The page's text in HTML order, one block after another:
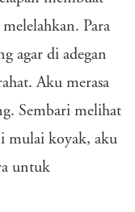
Para
agar di adegan
Aku merasa
Sembari melihat
mulai koyak, aku
untuk